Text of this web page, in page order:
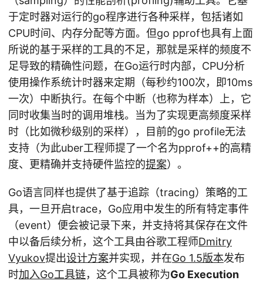
于定时器对运行的go程序进行各种采样，包括诸如
CPU时间、内存分配等方面。但go pprof也具有上面
所说的基于采样的工具的不足，那就是采样的频度不
足导致的精确性问题，在Go运行时内部，CPU分析
使用操作系统计时器来定期（每秒约100次，即10ms
一次）中断执行。在每个中断（也称为样本）上，它
同时收集当时的调用堆栈。当为了实现更高频度采样
时（比如微秒级别的采样），目前的go profile无法
支持（为此uber工程师提了一个名为pprof++的高精
度、更精确并支持硬件监控的提案）。
Go语言同样也提供了基于追踪（tracing）策略的工
具，一旦开启trace，Go应用中发生的所有特定事件
（event）便会被记录下来，并支持将其保存在文件
中以备后续分析，这个工具由谷歌工程师Dmitry
Vyukov提出设计方案并实现，并在Go 1.5版本发布
时加入Go工具链，这个工具被称为Go Execution